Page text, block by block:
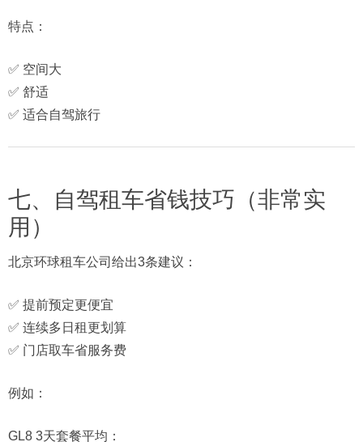
特点：
✅ 空间大
✅ 舒适
✅ 适合自驾旅行
七、自驾租车省钱技巧（非常实
用）
北京环球租车公司给出3条建议：
✅ 提前预定更便宜
✅ 连续多日租更划算
✅ 门店取车省服务费
例如：
GL8 3天套餐平均：